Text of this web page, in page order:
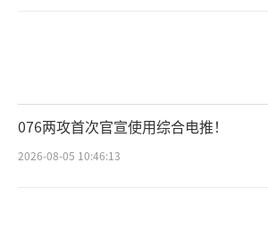
076两攻首次官宣使用综合电推！
2026-08-05 10:46:13